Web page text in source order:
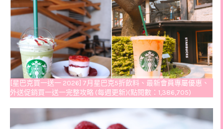
[星巴克買一送一 2026] 7月星巴克5折飲料、最新會員專屬優惠、
外送促銷買一送一完整攻略 (每週更新)(點閱數：1,386,705)